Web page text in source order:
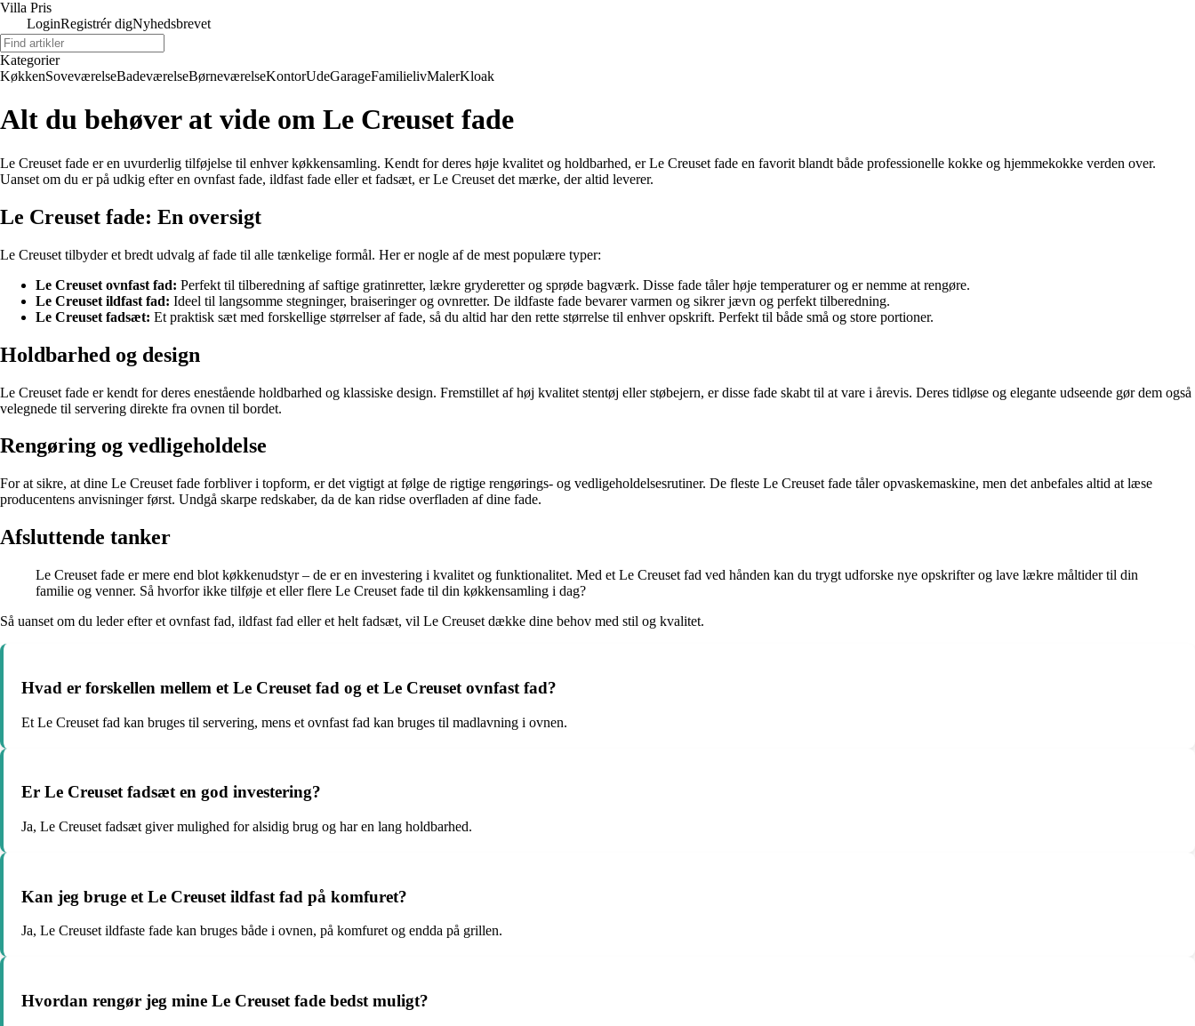
Villa Pris
LoginRegistrér digNyhedsbrevet
Kategorier
KøkkenSoveværelseBadeværelseBørneværelseKontorUdeGarageFamilielivMalerKloak
Alt du behøver at vide om Le Creuset fade
Le Creuset fade er en uvurderlig tilføjelse til enhver køkkensamling. Kendt for deres høje kvalitet og holdbarhed, er Le Creuset fade en favorit blandt både professionelle kokke og hjemmekokke verden over.
Uanset om du er på udkig efter en ovnfast fade, ildfast fade eller et fadsæt, er Le Creuset det mærke, der altid leverer.
Le Creuset fade: En oversigt
Le Creuset tilbyder et bredt udvalg af fade til alle tænkelige formål. Her er nogle af de mest populære typer:
Le Creuset ovnfast fad: Perfekt til tilberedning af saftige gratinretter, lækre gryderetter og sprøde bagværk. Disse fade tåler høje temperaturer og er nemme at rengøre.
Le Creuset ildfast fad: Ideel til langsomme stegninger, braiseringer og ovnretter. De ildfaste fade bevarer varmen og sikrer jævn og perfekt tilberedning.
Le Creuset fadsæt: Et praktisk sæt med forskellige størrelser af fade, så du altid har den rette størrelse til enhver opskrift. Perfekt til både små og store portioner.
Holdbarhed og design
Le Creuset fade er kendt for deres enestående holdbarhed og klassiske design. Fremstillet af høj kvalitet stentøj eller støbejern, er disse fade skabt til at vare i årevis. Deres tidløse og elegante udseende gør dem også
velegnede til servering direkte fra ovnen til bordet.
Rengøring og vedligeholdelse
For at sikre, at dine Le Creuset fade forbliver i topform, er det vigtigt at følge de rigtige rengørings- og vedligeholdelsesrutiner. De fleste Le Creuset fade tåler opvaskemaskine, men det anbefales altid at læse
producentens anvisninger først. Undgå skarpe redskaber, da de kan ridse overfladen af dine fade.
Afsluttende tanker
Le Creuset fade er mere end blot køkkenudstyr – de er en investering i kvalitet og funktionalitet. Med et Le Creuset fad ved hånden kan du trygt udforske nye opskrifter og lave lækre måltider til din
familie og venner. Så hvorfor ikke tilføje et eller flere Le Creuset fade til din køkkensamling i dag?
Så uanset om du leder efter et ovnfast fad, ildfast fad eller et helt fadsæt, vil Le Creuset dække dine behov med stil og kvalitet.
Hvad er forskellen mellem et Le Creuset fad og et Le Creuset ovnfast fad?
Et Le Creuset fad kan bruges til servering, mens et ovnfast fad kan bruges til madlavning i ovnen.
Er Le Creuset fadsæt en god investering?
Ja, Le Creuset fadsæt giver mulighed for alsidig brug og har en lang holdbarhed.
Kan jeg bruge et Le Creuset ildfast fad på komfuret?
Ja, Le Creuset ildfaste fade kan bruges både i ovnen, på komfuret og endda på grillen.
Hvordan rengør jeg mine Le Creuset fade bedst muligt?